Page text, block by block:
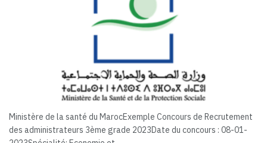
Ministère de la santé du MarocExemple Concours de Recrutement
des administrateurs 3ème grade 2023Date du concours : 08-01-